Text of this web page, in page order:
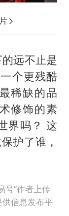
远不止是
个更残酷
稀缺的品
修饰的素
界吗？ 这
护了谁，
号”作者上传
信息发布平